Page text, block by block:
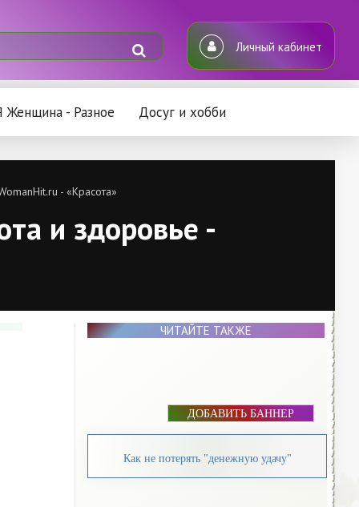
Личный кабинет
Женщина - Разное Досуг и хобби
- «Красота»
и здоровье -
ЧИТАЙТЕ ТАКЖЕ
ДОБАВИТЬ БАННЕР
Как не потерять "денежную удачу"